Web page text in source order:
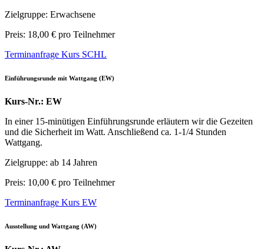
Zielgruppe: Erwachsene
Preis: 18,00 € pro Teilnehmer
Terminanfrage Kurs SCHL
Einführungsrunde mit Wattgang (EW)
Kurs-Nr.: EW
In einer 15-minütigen Einführungsrunde erläutern wir die Gezeiten
und die Sicherheit im Watt. Anschließend ca. 1-1/4 Stunden
Wattgang.
Zielgruppe: ab 14 Jahren
Preis: 10,00 € pro Teilnehmer
Terminanfrage Kurs EW
Ausstellung und Wattgang (AW)